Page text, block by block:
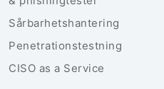
Sårbarhetshantering
Penetrationstestning
CISO as a Service